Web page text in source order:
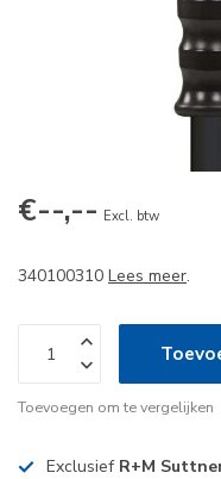
€--,-- Excl. btw
340100310 Lees meer.
Toevoegen om te vergelijken
Exclusief R+M